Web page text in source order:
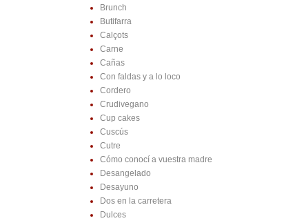
Brunch
Butifarra
Calçots
Carne
Cañas
Con faldas y a lo loco
Cordero
Crudivegano
Cup cakes
Cuscús
Cutre
Cómo conocí a vuestra madre
Desangelado
Desayuno
Dos en la carretera
Dulces